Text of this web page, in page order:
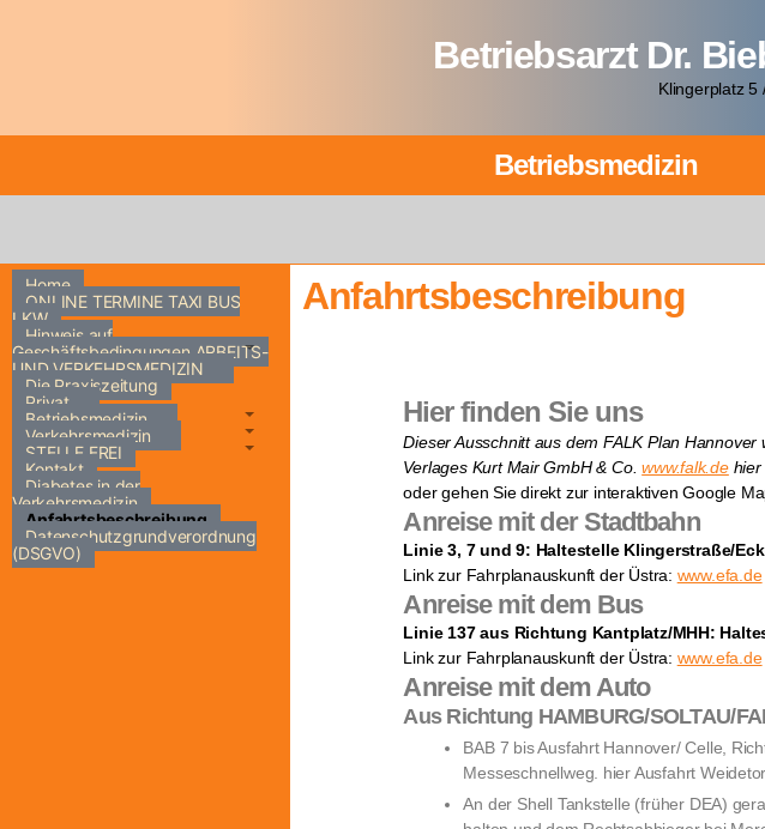
Betriebsarzt Dr.
Klingerplatz
Betriebsmedizin
Home
ONLINE TERMINE TAXI BUS
LKW
Hinweis auf
Geschäftsbedingungen ARBEITS-
UND VERKEHRSMEDIZIN
Die Praxiszeitung
Privat
Betriebsmedizin
Verkehrsmedizin
STELLE FREI
Kontakt
Diabetes in der
Verkehrsmedizin
Anfahrtsbeschreibung
Datenschutzgrundverordnung
(DSGVO)
Anfahrtsbeschreibung
Hier finden Sie uns
Dieser Ausschnitt aus dem FALK Plan
Verlages Kurt Mair GmbH & Co.www.falk.dehier
oder gehen Sie direkt zur interaktiven Google
Anreise mit der Stadtbahn
Linie 3, 7 und 9: Haltestelle Klingerstraße/
Link zur Fahrplanauskunft der Üstra: www.efa.de
Anreise mit dem Bus
Linie 137 aus Richtung Kantplatz/MHH:
Link zur Fahrplanauskunft der Üstra: www.efa.de
Anreise mit dem Auto
Aus Richtung HAMBURG/SOLTAU/
BAB 7 bis Ausfahrt Hannover/ Celle,
Messeschnellweg. hier Ausfahrt
An der Shell Tankstelle (früher DEA)